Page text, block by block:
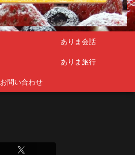
ありま会話
ありま旅行
お問い合わせ